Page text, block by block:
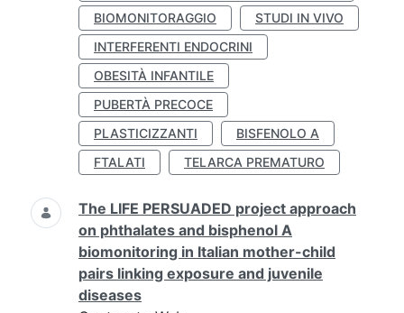
BIOMONITORAGGIO
STUDI IN VIVO
INTERFERENTI ENDOCRINI
OBESITÀ INFANTILE
PUBERTÀ PRECOCE
PLASTICIZZANTI
BISFENOLO A
FTALATI
TELARCA PREMATURO
The LIFE PERSUADED project approach
on phthalates and bisphenol A
biomonitoring in Italian mother-child
pairs linking exposure and juvenile
diseases